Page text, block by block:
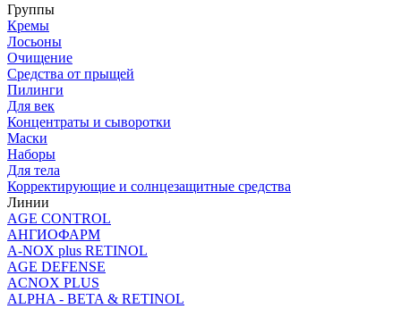
Группы
Кремы
Лосьоны
Очищение
Средства от прыщей
Пилинги
Для век
Концентраты и сыворотки
Маски
Наборы
Для тела
Корректирующие и солнцезащитные средства
Линии
AGE CONTROL
АНГИОФАРМ
A-NOX plus RETINOL
AGE DEFENSE
ACNOX PLUS
ALPHA - BETA & RETINOL